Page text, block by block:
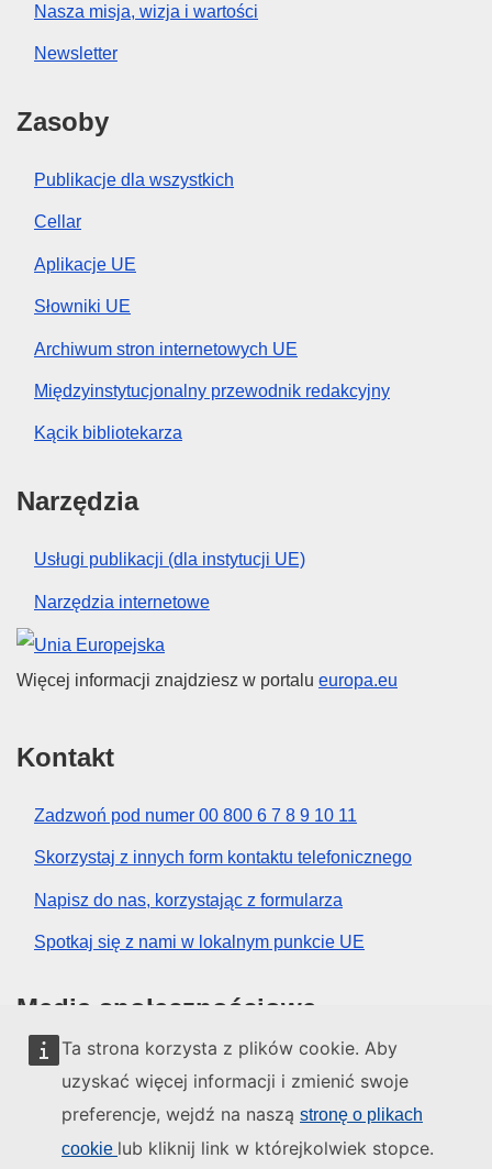
Ta strona korzysta z plików cookie. Aby
uzyskać więcej informacji i zmienić swoje
preferencje, wejdź na naszą stronę o plikach
cookie lub kliknij link w którejkolwiek stopce.
Nasza misja, wizja i wartości
Newsletter
Zasoby
Publikacje dla wszystkich
Cellar
Aplikacje UE
Słowniki UE
Archiwum stron internetowych UE
Międzyinstytucjonalny przewodnik redakcyjny
Kącik bibliotekarza
Narzędzia
Usługi publikacji (dla instytucji UE)
Narzędzia internetowe
Unia Europejska
Więcej informacji znajdziesz w portalu europa.eu
Kontakt
Zadzwoń pod numer 00 800 6 7 8 9 10 11
Skorzystaj z innych form kontaktu telefonicznego
Napisz do nas, korzystając z formularza
Spotkaj się z nami w lokalnym punkcie UE
Media społecznościowe
Obserwuj UE w mediach społecznościowych
Instytucje i organy UE